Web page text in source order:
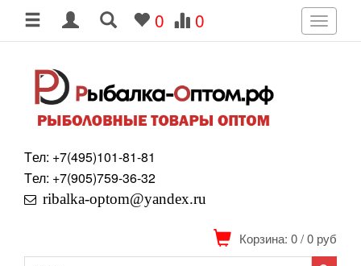
0 0
Toggle
Tел: +7(495)101-81-81
Tел: +7(905)759-36-32
ribalka-optom@yandex.ru
Корзина: 0/0 руб